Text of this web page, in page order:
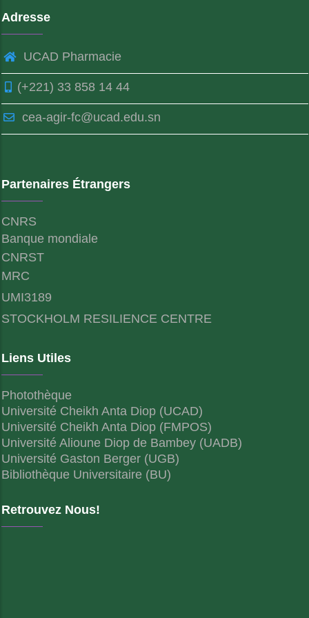
Adresse
UCAD Pharmacie
(+221) 33 858 14 44
cea-agir-fc@ucad.edu.sn
Partenaires Étrangers
CNRS
Banque mondiale
CNRST
MRC
UMI3189
STOCKHOLM RESILIENCE CENTRE
Liens Utiles
Photothèque
Université Cheikh Anta Diop (UCAD)
Université Cheikh Anta Diop (FMPOS)
Université Alioune Diop de Bambey (UADB)
Université Gaston Berger (UGB)
Bibliothèque Universitaire (BU)
Retrouvez Nous!